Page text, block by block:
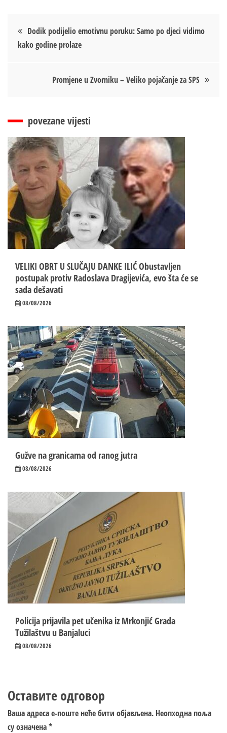
Кретање
чланка
Dodik podijelio emotivnu poruku: Samo po djeci vidimo
kako godine prolaze
Promjene u Zvorniku – Veliko pojačanje za SPS
povezane vijesti
VELIKI OBRT U SLUČAJU DANKE ILIĆ Obustavljen
postupak protiv Radoslava Dragijevića, evo šta će se
sada dešavati
08/08/2026
Gužve na granicama od ranog jutra
08/08/2026
Policija prijavila pet učenika iz Mrkonjić Grada
Tužilaštvu u Banjaluci
08/08/2026
Оставите одговор
Ваша адреса е-поште неће бити објављена. Неопходна поља
су означена*